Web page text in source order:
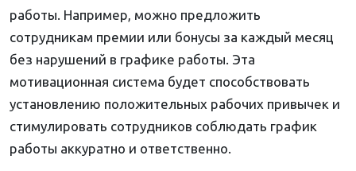
работы. Например, можно предложить
сотрудникам премии или бонусы за каждый месяц
без нарушений в графике работы. Эта
мотивационная система будет способствовать
установлению положительных рабочих привычек и
стимулировать сотрудников соблюдать график
работы аккуратно и ответственно.